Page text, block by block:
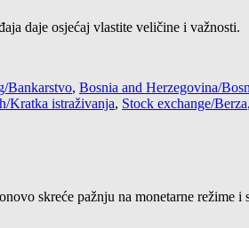
daje osjećaj vlastite veličine i važnosti.
Bankarstvo, Bosnia and Herzegovina/
Kratka istraživanja, Stock exchange/Berza,
skreće pažnju na monetarne režime i